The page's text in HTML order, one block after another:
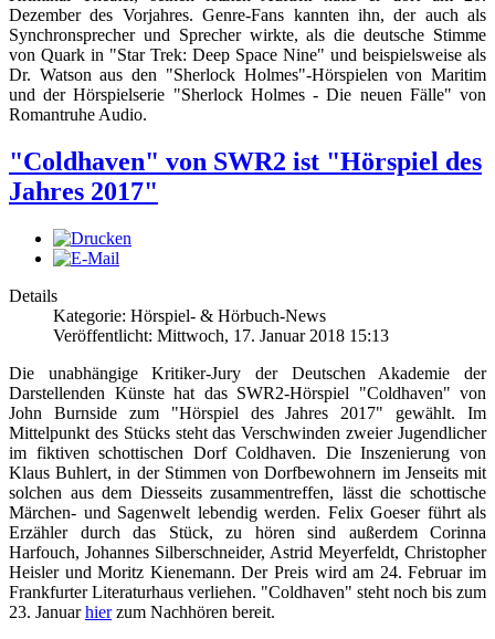
Dezember des Vorjahres. Genre-Fans kannten ihn, der auch als
Synchronsprecher und Sprecher wirkte, als die deutsche Stimme
von Quark in "Star Trek: Deep Space Nine" und beispielsweise als
Dr. Watson aus den "Sherlock Holmes"-Hörspielen von Maritim
und der Hörspielserie "Sherlock Holmes - Die neuen Fälle" von
Romantruhe Audio.
"Coldhaven" von SWR2 ist "Hörspiel des
Jahres 2017"
Details
Kategorie: Hörspiel- & Hörbuch-News
Veröffentlicht: Mittwoch, 17. Januar 2018 15:13
Die unabhängige Kritiker-Jury der Deutschen Akademie der
Darstellenden Künste hat das SWR2-Hörspiel "Coldhaven" von
John Burnside zum "Hörspiel des Jahres 2017" gewählt. Im
Mittelpunkt des Stücks steht das Verschwinden zweier Jugendlicher
im fiktiven schottischen Dorf Coldhaven. Die Inszenierung von
Klaus Buhlert, in der Stimmen von Dorfbewohnern im Jenseits mit
solchen aus dem Diesseits zusammentreffen, lässt die schottische
Märchen- und Sagenwelt lebendig werden. Felix Goeser führt als
Erzähler durch das Stück, zu hören sind außerdem Corinna
Harfouch, Johannes Silberschneider, Astrid Meyerfeldt, Christopher
Heisler und Moritz Kienemann. Der Preis wird am 24. Februar im
Frankfurter Literaturhaus verliehen. "Coldhaven" steht noch bis zum
23. Januarhierzum Nachhören bereit.